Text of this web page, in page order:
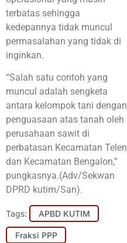
terbatas sehingga
kedepannya tidak muncul
permasalahan yang tidak di
inginkan.
“Salah satu contoh yang
muncul adalah sengketa
antara kelompok tani dengan
penguasaan atas tanah oleh
perusahaan sawit di
perbatasan Kecamatan Telen
dan Kecamatan Bengalon,”
pungkasnya.(Adv/Sekwan
DPRD kutim/San).
Tags: APBD KUTIM
Fraksi PPP